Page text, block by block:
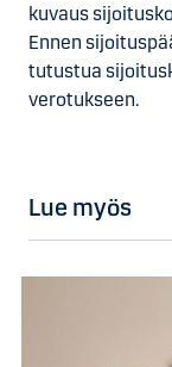
kuvaus
Ennen
tutustua
verotukseen.
Lue myös